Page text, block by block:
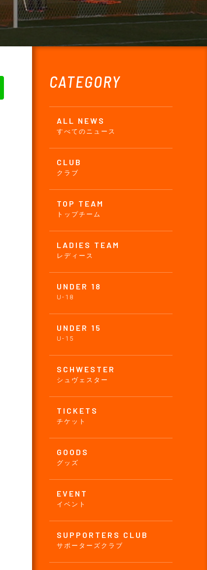
CATEGORY
ALL NEWS
すべてのニュース
CLUB
クラブ
TOP TEAM
トップチーム
LADIES TEAM
レディース
UNDER 18
U-18
UNDER 15
U-15
SCHWESTER
シュヴェスター
TICKETS
チケット
GOODS
グッズ
EVENT
イベント
SUPPORTERS CLUB
サポーターズクラブ